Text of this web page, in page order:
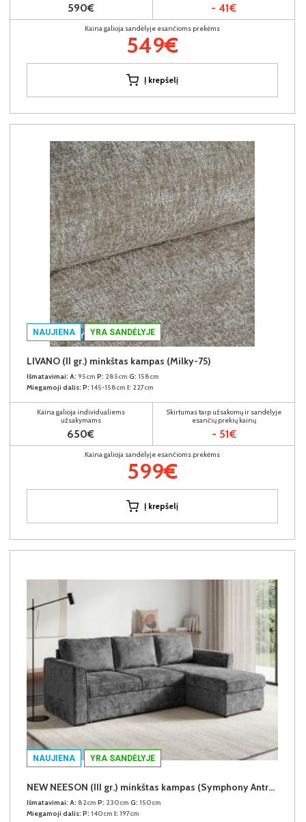
590€ - 41€
Kaina galioja sandėlyje esančioms prekėms
549€
Į krepšelį
NAUJIENA YRA SANDĖLYJE
LIVANO (II gr.) minkštas kampas (Milky-75)
Išmatavimai: A: 95cm P: 285cm G: 158cm
Miegamoji dalis: P: 145-158cm I: 227cm
Kaina galioja individualiems
užsakymams
650€
Skirtumas tarp užsakomų ir sandėlyje
esančių prekių kainų
- 51€
Kaina galioja sandėlyje esančioms prekėms
599€
Į krepšelį
NAUJIENA YRA SANDĖLYJE
NEW NEESON (III gr.) minkštas kampas (Symphony Antracite-20)
Išmatavimai: A: 82cm P: 230cm G: 150cm
Miegamoji dalis: P: 140cm I: 197cm